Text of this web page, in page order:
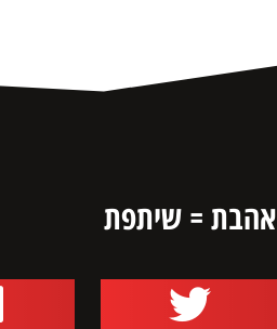
אהבת = שיתפת